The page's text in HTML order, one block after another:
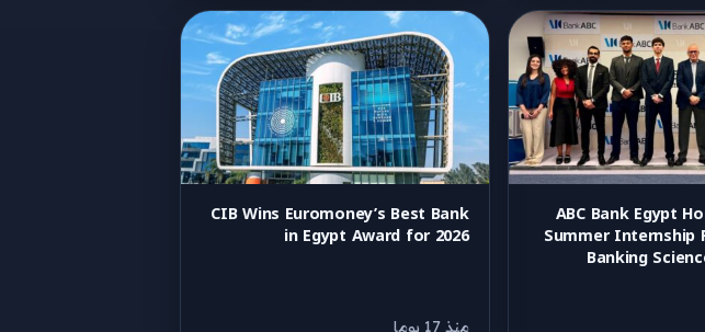
ABC Bank Egypt
Summer Internship
Banking
CIB Wins Euromoney’s Best Bank
in Egypt Award for 2026
منذ 17 يوما